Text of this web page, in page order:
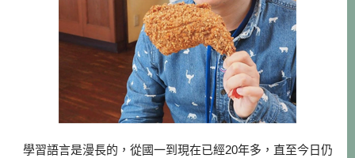
學習語言是漫長的，從國一到現在已經20年多，直至今日仍